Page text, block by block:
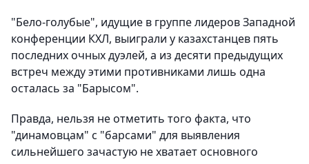
"Бело-голубые", идущие в группе лидеров Западной
конференции КХЛ, выиграли у казахстанцев пять
последних очных дуэлей, а из десяти предыдущих
встреч между этими противниками лишь одна
осталась за "Барысом".
Правда, нельзя не отметить того факта, что
"динамовцам" с "барсами" для выявления
сильнейшего зачастую не хватает основного